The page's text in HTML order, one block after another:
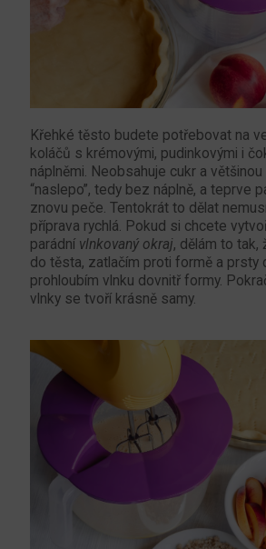
Křehké těsto budete potřebovat na
koláčů s krémovými, pudinkovými i
náplněmi. Neobsahuje cukr a
“naslepo”, tedy bez náplně, a teprve
znovu peče. Tentokrát to dělat
příprava rychlá. Pokud si chcete
parádní vlnkovaný okraj, dělám to tak,
do těsta, zatlačím proti formě a prsty
prohloubím vlnku dovnitř formy.
vlnky se tvoří krásně samy.